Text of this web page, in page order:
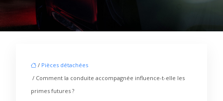
/ Pièces détachées
/ Comment la conduite accompagnée influence-t-elle les
primes futures ?